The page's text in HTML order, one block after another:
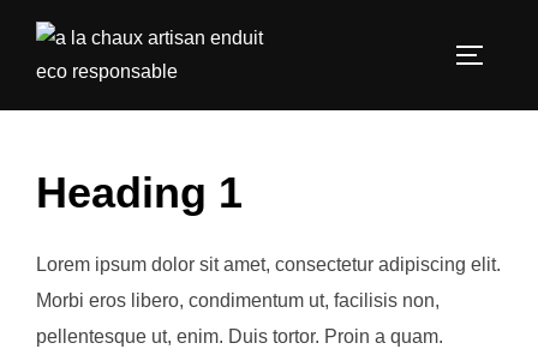
contenu
Heading 1
Lorem ipsum dolor sit amet, consectetur adipiscing elit.
Morbi eros libero, condimentum ut, facilisis non,
pellentesque ut, enim. Duis tortor. Proin a quam.